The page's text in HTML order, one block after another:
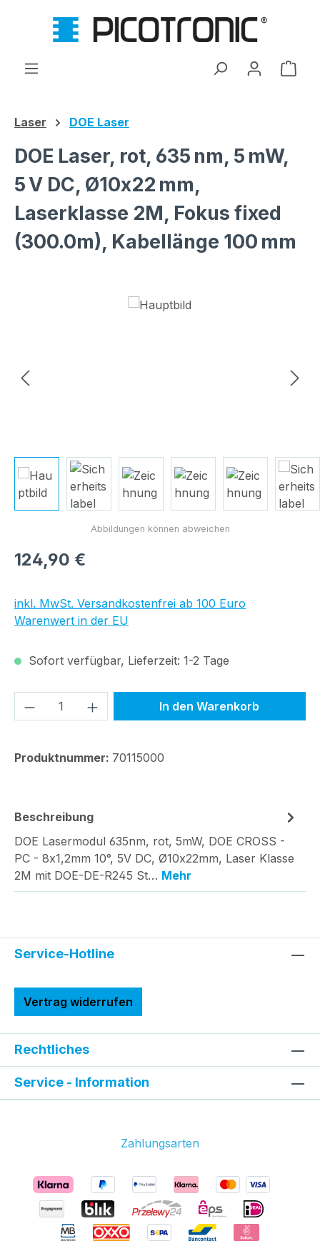
Zum Hauptinhalt springen
Laser DOE Laser
DOE Laser, rot, 635 nm, 5 mW,
5 V DC, Ø10x22 mm,
Laserklasse 2M, Fokus fixed
(300.0m), Kabellänge 100 mm
Bildergalerie überspringen
Regulärer Preis:
124,90 €
inkl. MwSt. Versandkostenfrei ab 100 Euro
Warenwert in der EU
Sofort verfügbar, Lieferzeit: 1-2 Tage
Produkt Anzahl: Gib denIn den Warenkorb
Produktnummer: 70115000
Beschreibung
DOE Lasermodul 635nm, rot, 5mW, DOE CROSS -
PC - 8x1,2mm 10°, 5V DC, Ø10x22mm, Laser Klasse
2M mit DOE-DE-R245 St… Mehr
Service-Hotline
Vertrag widerrufen
Rechtliches
Service - Information
Zahlungsarten